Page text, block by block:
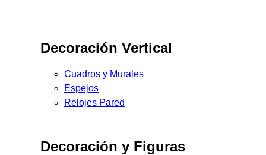
Decoración Vertical
Cuadros y Murales
Espejos
Relojes Pared
Decoración y Figuras